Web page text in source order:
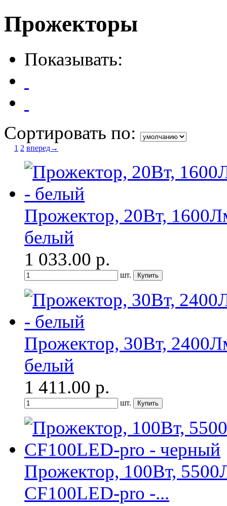
Прожекторы
Показывать:
Сортировать по:
1 2 вперед→
Прожектор, 20Вт,
белый
1 033.00 р.
шт.
Прожектор, 30Вт,
белый
1 411.00 р.
шт.
Прожектор, 100Вт,
CF100LED-pro -...